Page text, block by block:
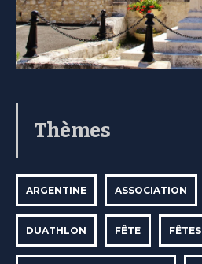
Thèmes
ARGENTINE ASSOCIATION
DUATHLON FÊTE FÊTES